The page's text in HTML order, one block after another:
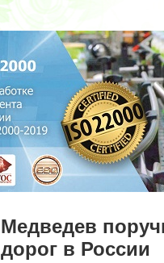
8 (343) 237-2593
Медведев
дорог в России